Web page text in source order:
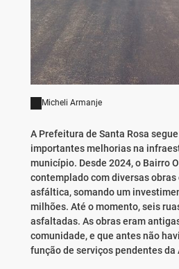
Micheli Armanje
A Prefeitura de Santa Rosa
importantes melhorias na
município. Desde 2024, o Bairro
contemplado com diversas
asfáltica, somando um
milhões. Até o momento, seis
asfaltadas. As obras eram
comunidade, e que antes não
função de serviços pendentes da